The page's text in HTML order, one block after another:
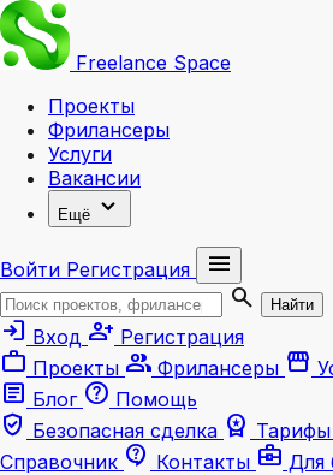
Freelance Space
Проекты
Фрилансеры
Услуги
Вакансии
Ещё expand_more
Войти Регистрация
menu
search
Найти
login Вход person_add Регистрация
work Проекты group Фрилансеры storefront
article Блог help Помощь
verified_user Безопасная сделка workspace_premium Тарифы
Справочник contact_support Контакты business_center Для